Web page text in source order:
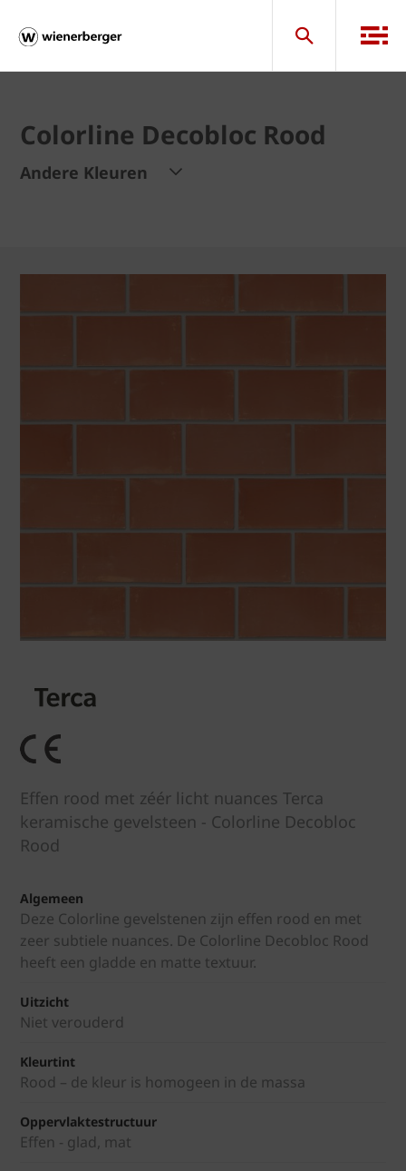
Colorline Decobloc Rood
Andere Kleuren
Effen rood met zéér licht nuances Terca
keramische gevelsteen - Colorline Decobloc
Rood
Algemeen
Deze Colorline gevelstenen zijn effen rood en met
zeer subtiele nuances. De Colorline Decobloc Rood
heeft een gladde en matte textuur.
Uitzicht
Niet verouderd
Kleurtint
Rood – de kleur is homogeen in de massa
Oppervlaktestructuur
Effen - glad, mat